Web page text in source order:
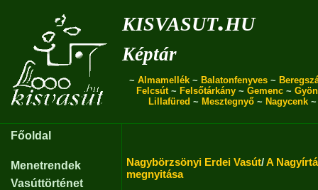
kisvasut.hu
Képtár
~ Almamellék ~ Balatonfenyves ~
Felcsút~ Felsőtárkány ~ Gemenc ~
Lillafüred ~ Mesztegnyő~ Nagycenk
Főoldal
Menetrendek
Vasúttörténet
Nagybörzsönyi Erdei Vasút/A
megnyitása